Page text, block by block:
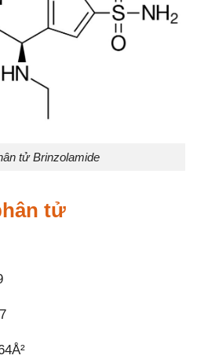
tử Brinzolamide
tử